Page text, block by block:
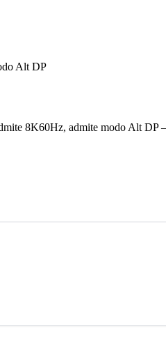
Alt DP
8K60Hz, admite modo Alt